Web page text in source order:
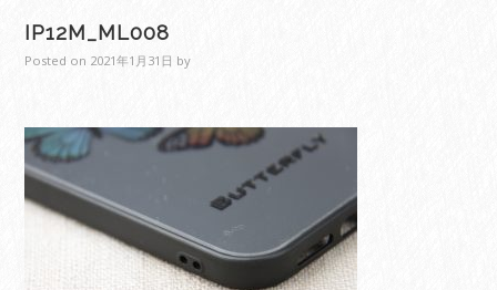
IP12M_ML008
Posted on 2021年1月31日 by